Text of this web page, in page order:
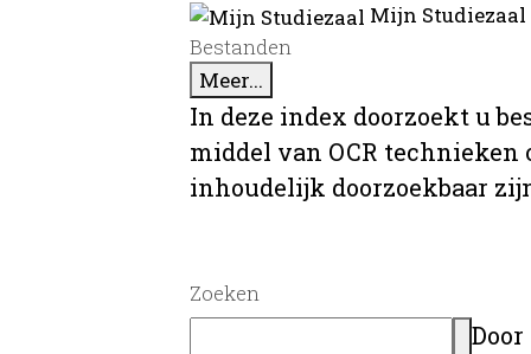
Mijn
Bestanden
Meer...
In deze index doorzoekt u
middel van OCR
inhoudelijk doorzoekbaar
Zoeken